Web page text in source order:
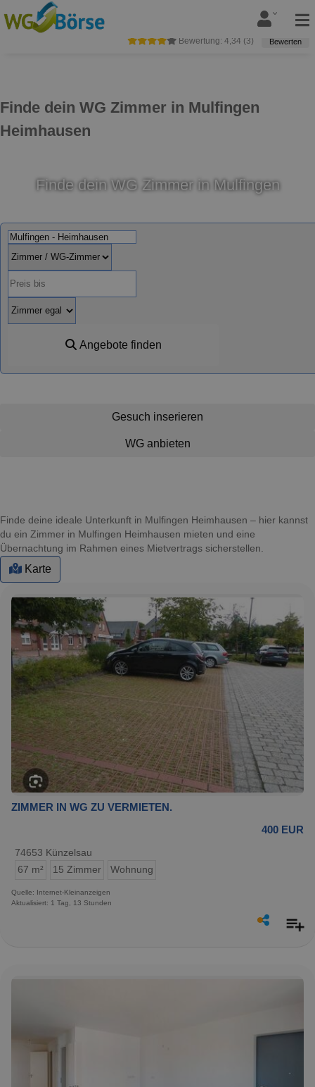
Finde dein WG Zimmer in Mulfingen
Heimhausen
Bewertung: 4,34 (3) Bewerten
Finde dein WG Zimmer in Mulfingen
Angebote finden
Gesuch inserieren
WG anbieten
Finde deine ideale Unterkunft in Mulfingen Heimhausen – hier kannst
du ein Zimmer in Mulfingen Heimhausen mieten und eine
Übernachtung im Rahmen eines Mietvertrags sicherstellen.
Karte
ZIMMER IN WG ZU VERMIETEN.
400 EUR
74653 Künzelsau
67 m²
15 Zimmer Wohnung
Quelle: Internet-Kleinanzeigen
Aktualisiert: 1 Tag, 13 Stunden